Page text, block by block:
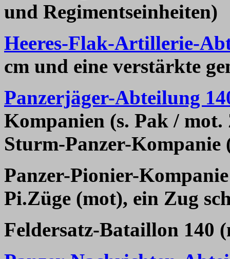
und Regimentseinheiten)
Heeres-Flak-Artillerie-
cm und eine verstärkte
Panzerjäger-Abteilung
Kompanien (s. Pak /
Sturm-Panzer-Kompanie
Panzer-Pionier-
Pi.Züge (mot), ein Zug
Feldersatz-Bataillon 140